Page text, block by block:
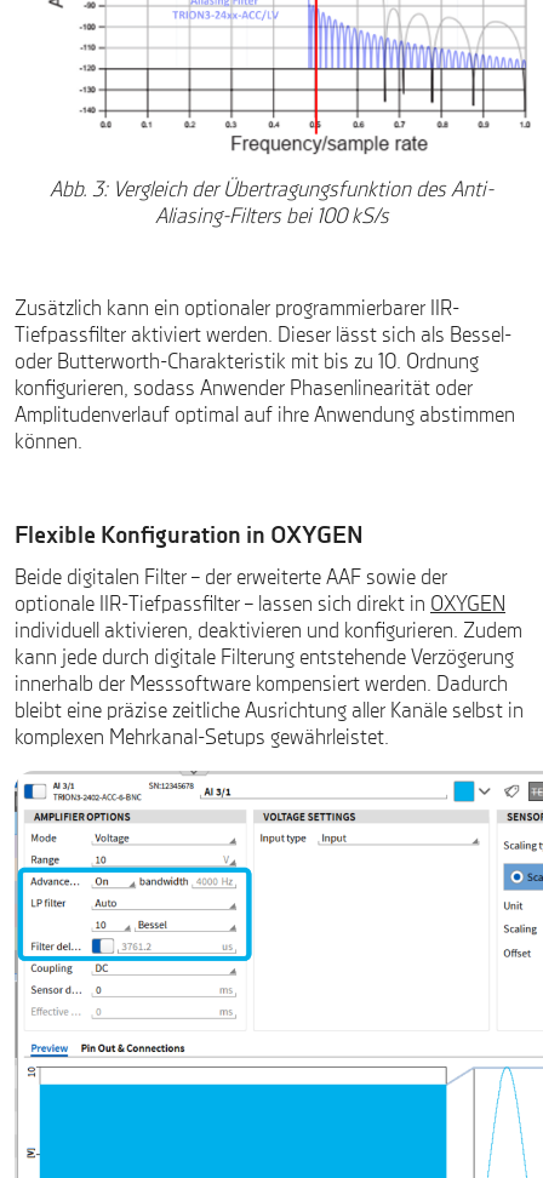
Abb. 3: Vergleich der Übertragungsfunktion des Anti-
Aliasing-Filters bei 100 kS/s
Zusätzlich kann ein optionaler programmierbarer IIR-
Tiefpassfilter aktiviert werden. Dieser lässt sich als Bessel-
oder Butterworth-Charakteristik mit bis zu 10. Ordnung
konfigurieren, sodass Anwender Phasenlinearität oder
Amplitudenverlauf optimal auf ihre Anwendung abstimmen
können.
Flexible Konfiguration in OXYGEN
Beide digitalen Filter – der erweiterte AAF sowie der
optionale IIR-Tiefpassfilter – lassen sich direkt in OXYGEN
individuell aktivieren, deaktivieren und konfigurieren. Zudem
kann jede durch digitale Filterung entstehende Verzögerung
innerhalb der Messsoftware kompensiert werden. Dadurch
bleibt eine präzise zeitliche Ausrichtung aller Kanäle selbst in
komplexen Mehrkanal-Setups gewährleistet.